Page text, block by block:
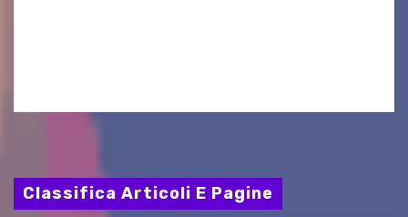
Classifica Articoli E Pagine